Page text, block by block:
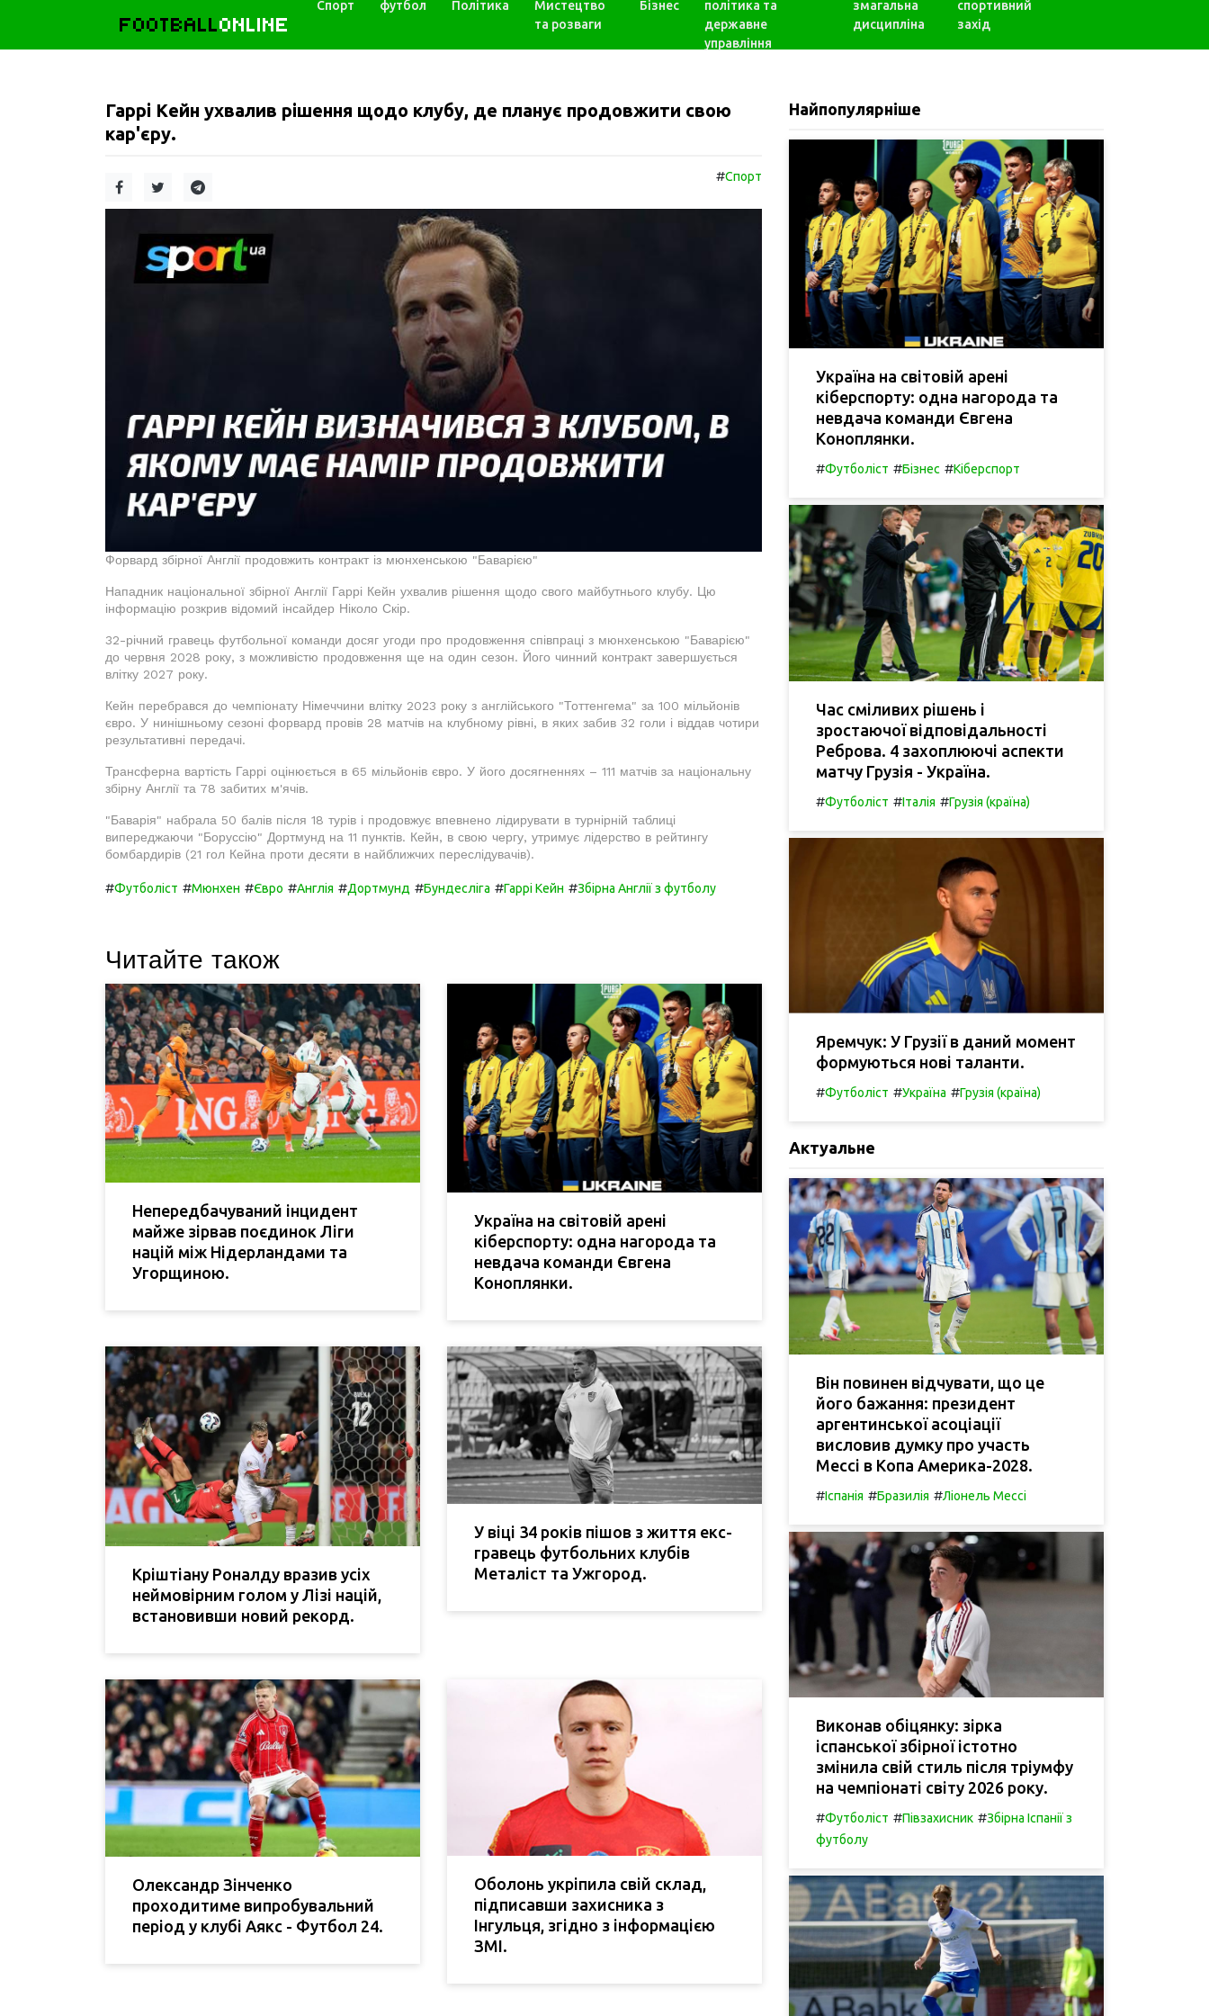
FOOTBALLONLINE
Спорт футбол Політика
Мистецтво
та розваги
Бізнес
політика та
державне
управління
змагальна
дисципліна
спортивний
захід
Гаррі Кейн ухвалив рішення щодо клубу, де планує продовжити свою
кар'єру.
#Спорт
Форвард збірної Англії продовжить контракт із мюнхенською "Баварією"
Нападник національної збірної Англії Гаррі Кейн ухвалив рішення щодо свого майбутнього клубу. Цю
інформацію розкрив відомий інсайдер Ніколо Скір.
32-річний гравець футбольної команди досяг угоди про продовження співпраці з мюнхенською "Баварією"
до червня 2028 року, з можливістю продовження ще на один сезон. Його чинний контракт завершується
влітку 2027 року.
Кейн перебрався до чемпіонату Німеччини влітку 2023 року з англійського "Тоттенгема" за 100 мільйонів
євро. У нинішньому сезоні форвард провів 28 матчів на клубному рівні, в яких забив 32 голи і віддав чотири
результативні передачі.
Трансферна вартість Гаррі оцінюється в 65 мільйонів євро. У його досягненнях – 111 матчів за національну
збірну Англії та 78 забитих м'ячів.
"Баварія" набрала 50 балів після 18 турів і продовжує впевнено лідирувати в турнірній таблиці
випереджаючи "Боруссію" Дортмунд на 11 пунктів. Кейн, в свою чергу, утримує лідерство в рейтингу
бомбардирів (21 гол Кейна проти десяти в найближчих переслідувачів).
#Футболіст #Мюнхен #Євро #Англія #Дортмунд #Бундесліга #Гаррі Кейн #Збірна Англії з футболу
Читайте також
Непередбачуваний інцидент
майже зірвав поєдинок Ліги
націй між Нідерландами та
Угорщиною.
Україна на світовій арені
кіберспорту: одна нагорода та
невдача команди Євгена
Коноплянки.
Кріштіану Роналду вразив усіх
неймовірним голом у Лізі націй,
встановивши новий рекорд.
У віці 34 років пішов з життя екс-
гравець футбольних клубів
Металіст та Ужгород.
Олександр Зінченко
проходитиме випробувальний
період у клубі Аякс - Футбол 24.
Оболонь укріпила свій склад,
підписавши захисника з
Інгульця, згідно з інформацією
ЗМІ.
Найпопулярніше
Україна на світовій арені
кіберспорту: одна нагорода та
невдача команди Євгена
Коноплянки.
#Футболіст #Бізнес #Кіберспорт
Час сміливих рішень і
зростаючої відповідальності
Реброва. 4 захоплюючі аспекти
матчу Грузія - Україна.
#Футболіст #Італія #Грузія (країна)
Яремчук: У Грузії в даний момент
формуються нові таланти.
#Футболіст #Україна #Грузія (країна)
Актуальне
Він повинен відчувати, що це
його бажання: президент
аргентинської асоціації
висловив думку про участь
Мессі в Копа Америка-2028.
#Іспанія #Бразилія #Ліонель Мессі
Виконав обіцянку: зірка
іспанської збірної істотно
змінила свій стиль після тріумфу
на чемпіонаті світу 2026 року.
#Футболіст #Півзахисник #Збірна Іспанії з
футболу